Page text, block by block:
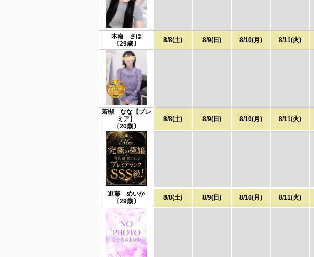
木南 さほ
〔29歳〕
8/8(土) 8/9(日) 8/10(月) 8/11(火)
若槻 なな【プレ
ミア】
〔20歳〕
8/8(土) 8/9(日) 8/10(月) 8/11(火)
進藤 めいか
〔29歳〕
8/8(土) 8/9(日) 8/10(月) 8/11(火)